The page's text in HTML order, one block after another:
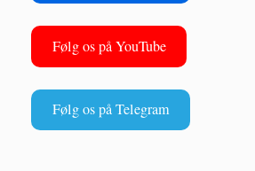
Følg os på YouTube
Følg os på Telegram